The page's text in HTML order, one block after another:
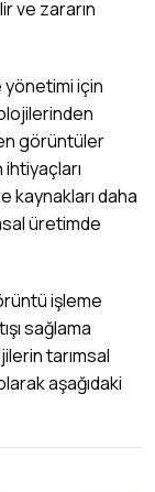
ve zararın
yönetimi için
görüntüler
kaynakları daha
üretimde
işleme
sağlama
tarımsal
aşağıdaki